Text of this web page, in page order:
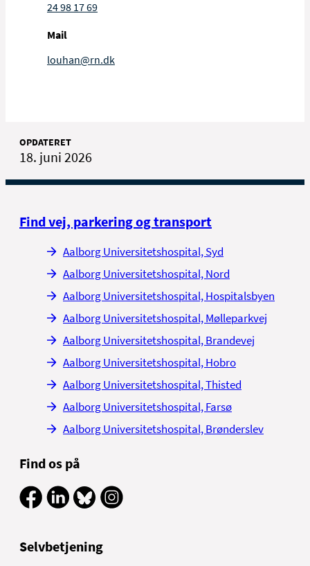
24 98 17 69
Mail
louhan@rn.dk
OPDATERET
18. juni 2026
Find vej, parkering og transport
Aalborg Universitetshospital, Syd
Aalborg Universitetshospital, Nord
Aalborg Universitetshospital, Hospitalsbyen
Aalborg Universitetshospital, Mølleparkvej
Aalborg Universitetshospital, Brandevej
Aalborg Universitetshospital, Hobro
Aalborg Universitetshospital, Thisted
Aalborg Universitetshospital, Farsø
Aalborg Universitetshospital, Brønderslev
Find os på
Selvbetjening